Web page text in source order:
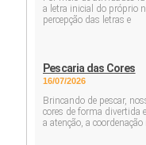
a letra inicial do próprio
percepção das letras e
Pescaria das Cores
16/07/2026
Brincando de pescar,
cores de forma divertida
a atenção, a